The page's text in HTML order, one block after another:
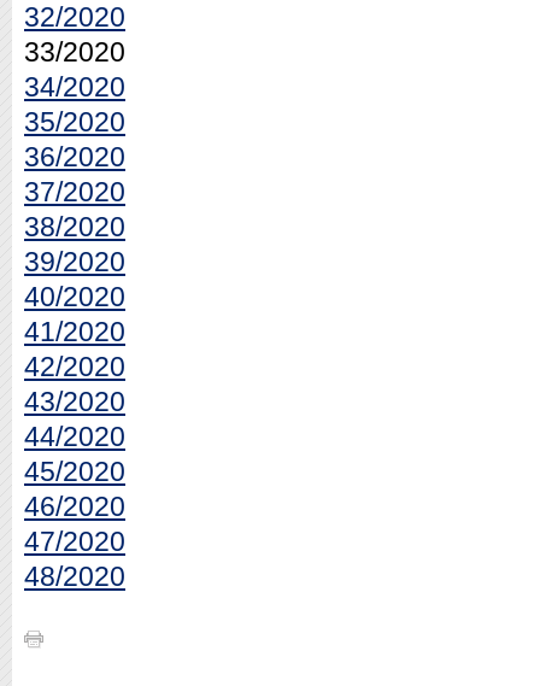
32/2020
33/2020
34/2020
35/2020
36/2020
37/2020
38/2020
39/2020
40/2020
41/2020
42/2020
43/2020
44/2020
45/2020
46/2020
47/2020
48/2020